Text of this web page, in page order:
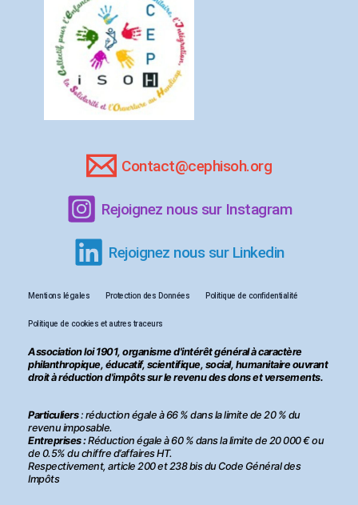
Contact@cephisoh.org
Rejoignez nous sur Instagram
Rejoignez nous sur Linkedin
Mentions légales Protection des Données Politique de confidentialité
Politique de cookies et autres traceurs
Association loi 1901, organisme d'intérêt général à caractère
philanthropique, éducatif, scientifique, social, humanitaire ouvrant
droit à réduction d'impôts sur le revenu des dons et versements.
Particuliers: réduction égale à 66 % dans la limite de 20 % du
revenu imposable.
Entreprises :Réduction égale à 60 % dans la limite de 20 000 € ou
de 0.5% du chiffre d’affaires HT.
Respectivement, article 200 et 238 bis du Code Général des
Impôts